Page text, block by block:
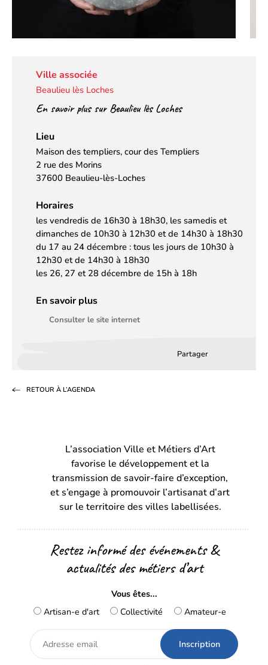
Ville associée
Beaulieu lès Loches
En savoir plus sur Beaulieu lès Loches
Lieu
Maison des templiers, cour des Templiers
2 rue des Morins
37600 Beaulieu-lès-Loches
Horaires
les vendredis de 16h30 à 18h30, les samedis et
dimanches de 10h30 à 12h30 et de 14h30 à 18h30
du 17 au 24 décembre : tous les jours de 10h30 à
12h30 et de 14h30 à 18h30
les 26, 27 et 28 décembre de 15h à 18h
En savoir plus
Consulter le site internet
Partager
un
onglet)onglet)
RETOUR À L’AGENDA
L’association Ville et Métiers d’Art
favorise le développement et la
transmission de savoir-faire d’exception,
et s’engage à promouvoir l’artisanat d’art
sur le territoire des villes labellisées.
Restez informé des événements &
actualités des métiers d’art
Vous êtes...
Artisan-e d'art
Collectivité Amateur-e
Adresse
email